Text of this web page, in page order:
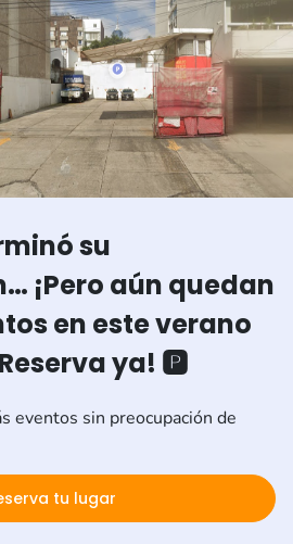
su
¡Pero aún quedan
en este verano
ya! 🅿️
eventos sin preocupación de
tu lugar